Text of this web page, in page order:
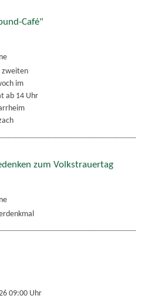
Café"
zweiten
im
ab 14 Uhr
zum Volkstrauertag
09:00 Uhr